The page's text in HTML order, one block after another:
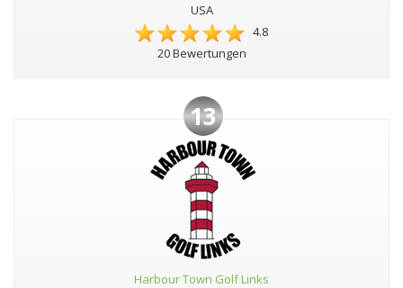
USA
4.8
20 Bewertungen
13
Harbour Town Golf Links